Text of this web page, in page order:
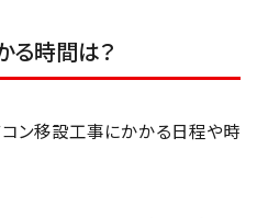
る時間は？
コン移設工事にかかる日程や時